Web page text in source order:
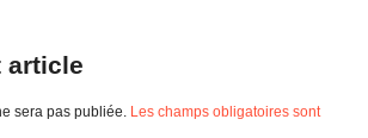
article
sera pas publiée. Les champs obligatoires sont